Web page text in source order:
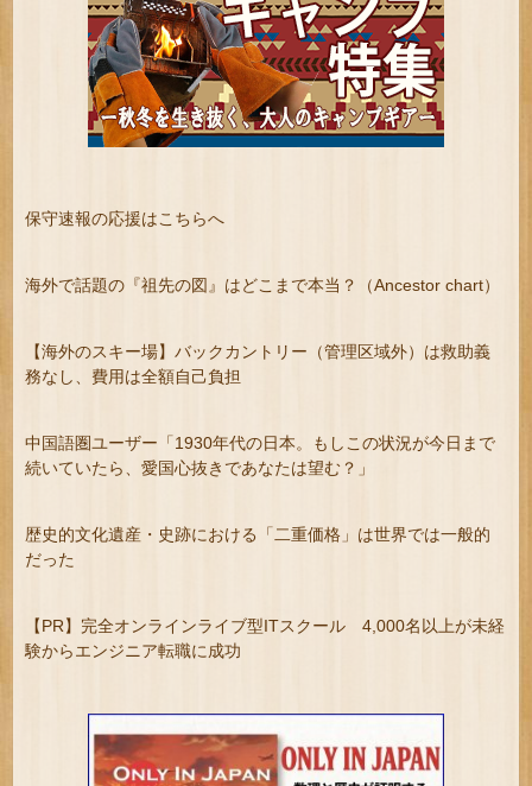
保守速報の応援はこちらへ
海外で話題の『祖先の図』はどこまで本当？（Ancestor chart）
【海外のスキー場】バックカントリー（管理区域外）は救助義
務なし、費用は全額自己負担
中国語圏ユーザー「1930年代の日本。もしこの状況が今日まで
続いていたら、愛国心抜きであなたは望む？」
歴史的文化遺産・史跡における「二重価格」は世界では一般的
だった
【PR】完全オンラインライブ型ITスクール 4,000名以上が未経
験からエンジニア転職に成功